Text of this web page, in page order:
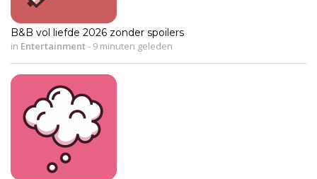
B&B vol liefde 2026 zonder spoilers
in Entertainment- 9 minuten geleden